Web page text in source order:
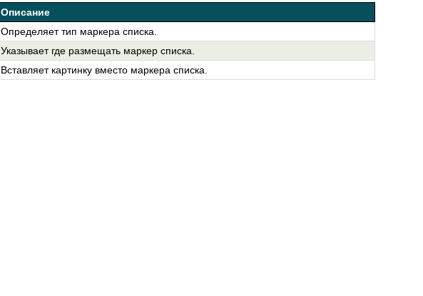
Описание
Определяет тип маркера списка.
Указывает где размещать маркер списка.
Вставляет картинку вместо маркера списка.